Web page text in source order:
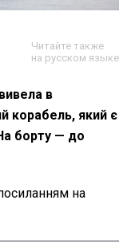
Читайте также
на русском языке
в
корабель, який є
борту — до
на